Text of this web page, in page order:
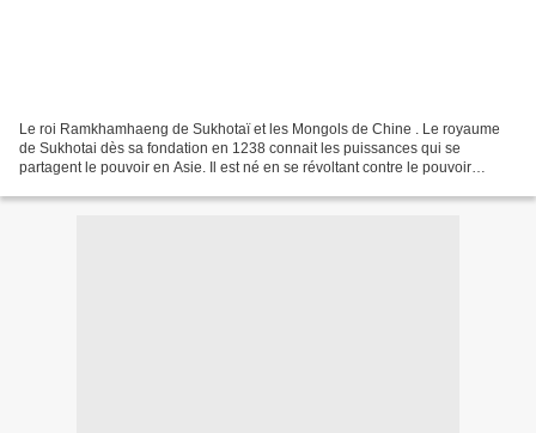
Le roi Ramkhamhaeng de Sukhotaï et les Mongols de Chine . Le royaume
de Sukhotai dès sa fondation en 1238 connait les puissances qui se
partagent le pouvoir en Asie. Il est né en se révoltant contre le pouvoir